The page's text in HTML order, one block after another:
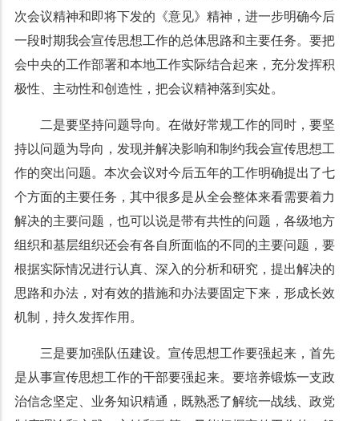
次会议精神和即将下发的《意见》精神，进一步明确今后
一段时期我会宣传思想工作的总体思路和主要任务。要把
会中央的工作部署和本地工作实际结合起来，充分发挥积
极性、主动性和创造性，把会议精神落到实处。
二是要坚持问题导向。在做好常规工作的同时，要坚
持以问题为导向，发现并解决影响和制约我会宣传思想工
作的突出问题。本次会议对今后五年的工作明确提出了七
个方面的主要任务，其中很多是从全会整体来看需要着力
解决的主要问题，也可以说是带有共性的问题，各级地方
组织和基层组织还会有各自所面临的不同的主要问题，要
根据实际情况进行认真、深入的分析和研究，提出解决的
思路和办法，对有效的措施和办法要固定下来，形成长效
机制，持久发挥作用。
三是要加强队伍建设。宣传思想工作要强起来，首先
是从事宣传思想工作的干部要强起来。要培养锻炼一支政
治信念坚定、业务知识精通，既熟悉了解统一战线、政党